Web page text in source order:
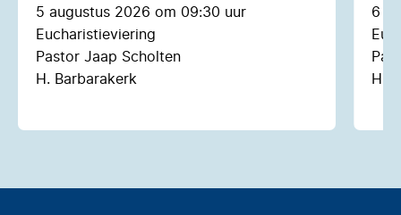
5 augustus 2026 om 09:30 uur
Eucharistieviering
Pastor Jaap Scholten
H. Barbarakerk
6
H.